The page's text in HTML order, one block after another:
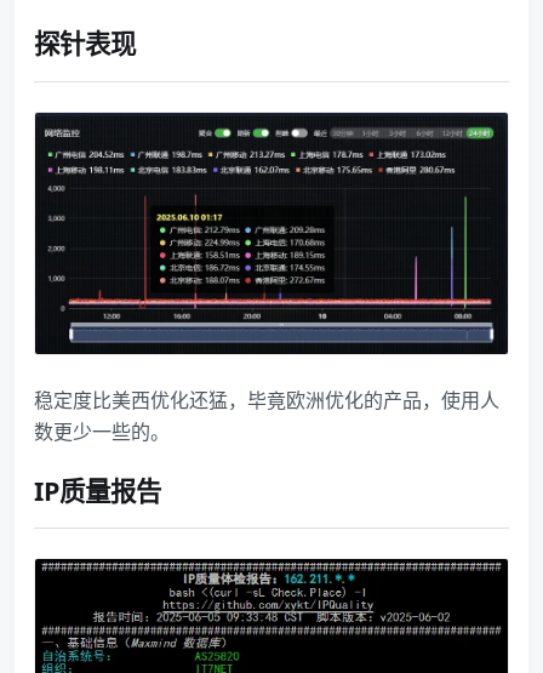
探针表现
稳定度比美西优化还猛，毕竟欧洲优化的产品，使用人
数更少一些的。
IP质量报告